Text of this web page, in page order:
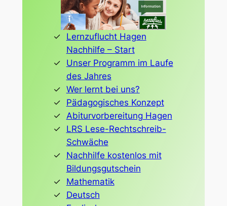
Lernzuflucht Hagen
Nachhilfe – Start
Unser Programm im Laufe
des Jahres
Wer lernt bei uns?
Pädagogisches Konzept
Abiturvorbereitung Hagen
LRS Lese-Rechtschreib-
Schwäche
Nachhilfe kostenlos mit
Bildungsgutschein
Mathematik
Deutsch